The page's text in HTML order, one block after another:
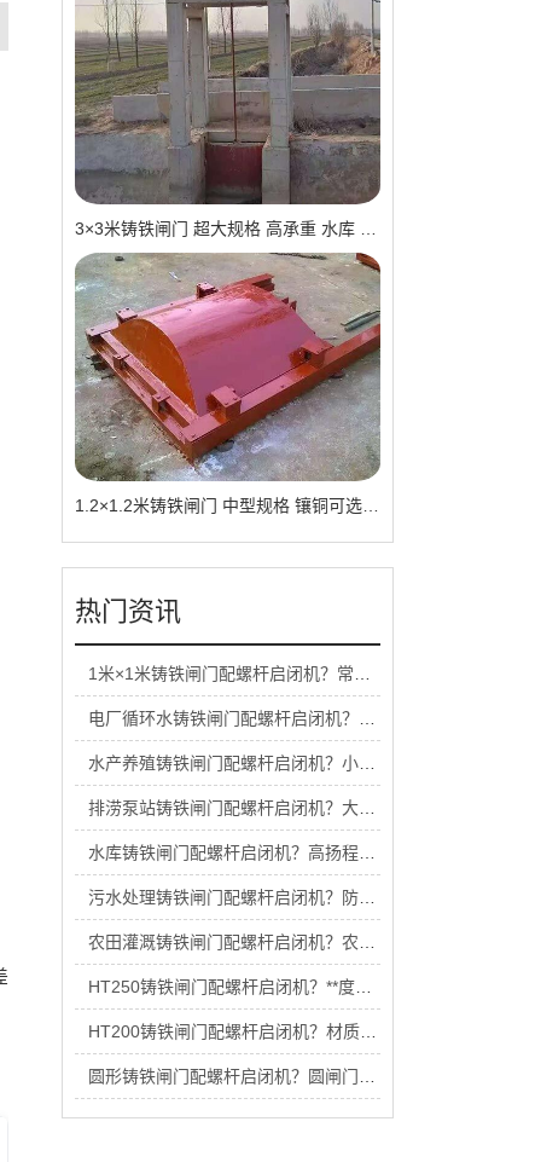
1.2×1.2米铸铁闸门 中型规格 镶铜可选 渠道水库适用 品质有助于维持
热门资讯
1米×1米铸铁闸门配螺杆启闭机？常规型号选型
电厂循环水铸铁闸门配螺杆启闭机？工业级选型
水产养殖铸铁闸门配螺杆启闭机？小型养殖选型
排涝泵站铸铁闸门配螺杆启闭机？大流量选型要点
水库铸铁闸门配螺杆启闭机？高扬程选型标准
污水处理铸铁闸门配螺杆启闭机？防腐款选型技巧
农田灌溉铸铁闸门配螺杆启闭机？农业适用选型
HT250铸铁闸门配螺杆启闭机？**度材质怎么配
HT200铸铁闸门配螺杆启闭机？材质适配选型
圆形铸铁闸门配螺杆启闭机？圆闸门适用选型